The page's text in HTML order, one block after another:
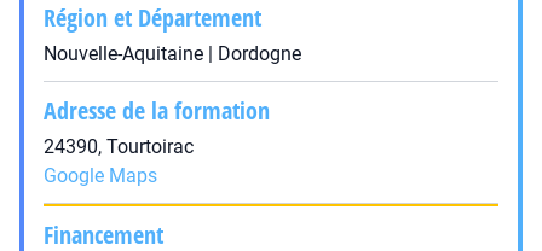
Région et Département
Nouvelle-Aquitaine | Dordogne
Adresse de la formation
24390, Tourtoirac
Google Maps
Financement